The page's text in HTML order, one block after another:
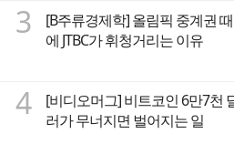
3
[B주류경제학] 올림픽 중계권
에 JTBC가 휘청거리는 이유
4
[비디오머그] 비트코인 6만7천
러가 무너지면 벌어지는 일